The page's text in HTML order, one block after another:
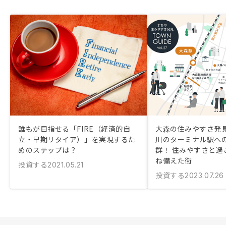
誰もが目指せる「FIRE（経済的自
立・早期リタイア）」を実現するた
めのステップは？
投資する2021.05.21
大森の住みやすさ発
川のターミナル駅へ
群！ 住みやすさと
ね備えた街
投資する2023.07.26